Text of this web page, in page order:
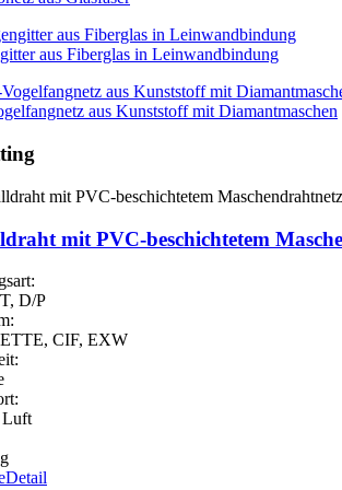
aus Fiberglas in Leinwandbindung
aus Kunststoff mit Diamantmaschen
mit PVC-beschichtetem
D/P
CIF, EXW
Luft
Detail